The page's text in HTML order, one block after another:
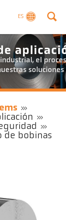
ES
el
soluciones
de bobinas